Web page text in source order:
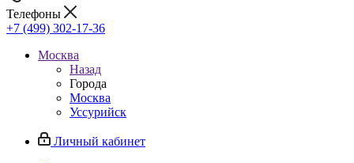
Телефоны
+7 (499) 302-17-36
Москва
Назад
Города
Москва
Уссурийск
Личный кабинет